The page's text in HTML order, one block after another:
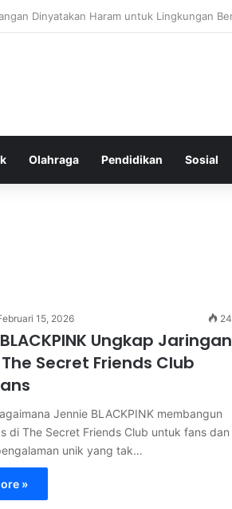
Stones Kembali di Timnya
Olahraga Pendidikan Sosial
15, 2026 24
Ungkap Jaringan
Secret Friends Club
Jennie BLACKPINK membangun
di The Secret Friends Club untuk fans dan
unik yang tak…
»